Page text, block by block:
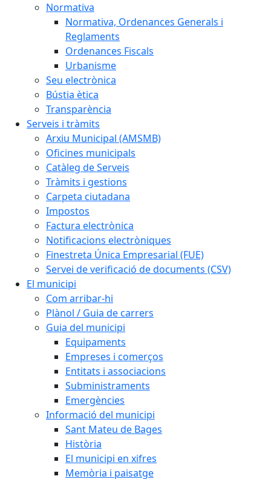
Normativa
Normativa, Ordenances Generals i
Reglaments
Ordenances Fiscals
Urbanisme
Seu electrònica
Bústia ètica
Transparència
Serveis i tràmits
Arxiu Municipal (AMSMB)
Oficines municipals
Catàleg de Serveis
Tràmits i gestions
Carpeta ciutadana
Impostos
Factura electrònica
Notificacions electròniques
Finestreta Única Empresarial (FUE)
Servei de verificació de documents (CSV)
El municipi
Com arribar-hi
Plànol / Guia de carrers
Guia del municipi
Equipaments
Empreses i comerços
Entitats i associacions
Subministraments
Emergències
Informació del municipi
Sant Mateu de Bages
Història
El municipi en xifres
Memòria i paisatge